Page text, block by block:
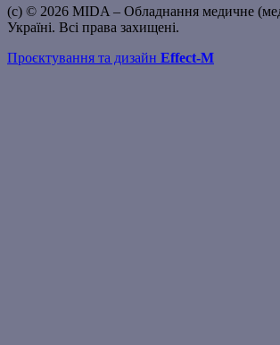
(c) © 2026 MIDA – Обладнання медичне
Україні. Всі права захищені.
Проєктування та дизайн Effect-M